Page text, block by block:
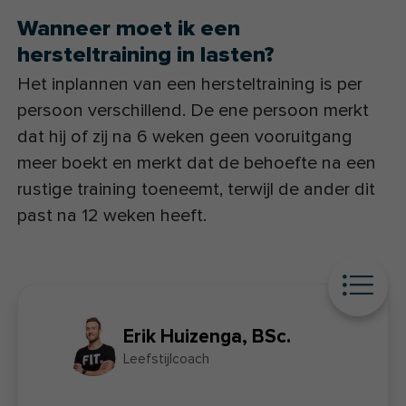
Wanneer moet ik een
hersteltraining in lasten?
Het inplannen van een hersteltraining is per
persoon verschillend. De ene persoon merkt
dat hij of zij na 6 weken geen vooruitgang
meer boekt en merkt dat de behoefte na een
rustige training toeneemt, terwijl de ander dit
past na 12 weken heeft.
Erik Huizenga, BSc.
Leefstijlcoach